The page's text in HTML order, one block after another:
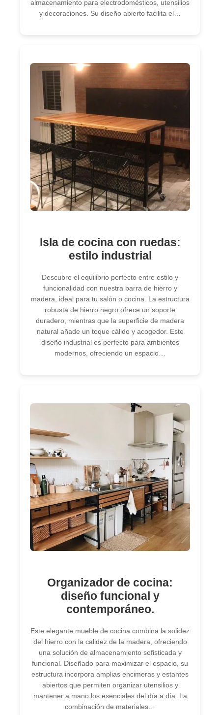
almacenamiento para electrodomésticos, utensilios
y decoraciones. Su diseño abierto facilita el…
Isla de cocina con ruedas:
estilo industrial
Descubre el equilibrio perfecto entre estilo y
funcionalidad con nuestra barra de hierro y
madera, ideal para tu salón o cocina. La estructura
robusta de hierro negro ofrece un soporte
duradero, mientras que la superficie de madera
natural añade un toque cálido y acogedor. Este
diseño industrial es perfecto para ambientes
modernos, ofreciendo un espacio…
Organizador de cocina:
diseño funcional y
contemporáneo.
Este elegante mueble de cocina combina la solidez
del hierro con la calidez de la madera, ofreciendo
una solución de almacenamiento sofisticada y
funcional. Diseñado para maximizar el espacio, su
estructura incorpora amplias encimeras y estantes
abiertos que permiten organizar utensilios y
mantener a mano los esenciales del día a día. La
combinación de materiales…